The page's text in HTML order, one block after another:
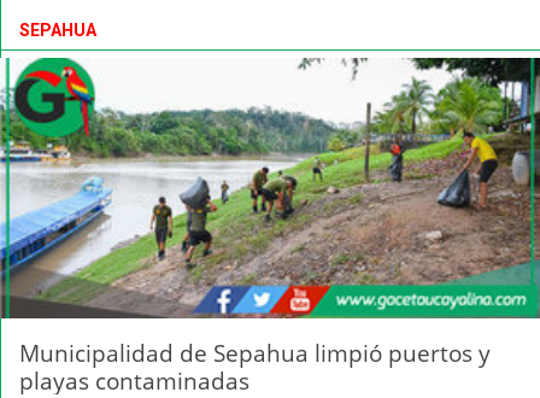
SEPAHUA
Municipalidad de Sepahua limpió puertos y
playas contaminadas